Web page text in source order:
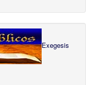
Exegesis